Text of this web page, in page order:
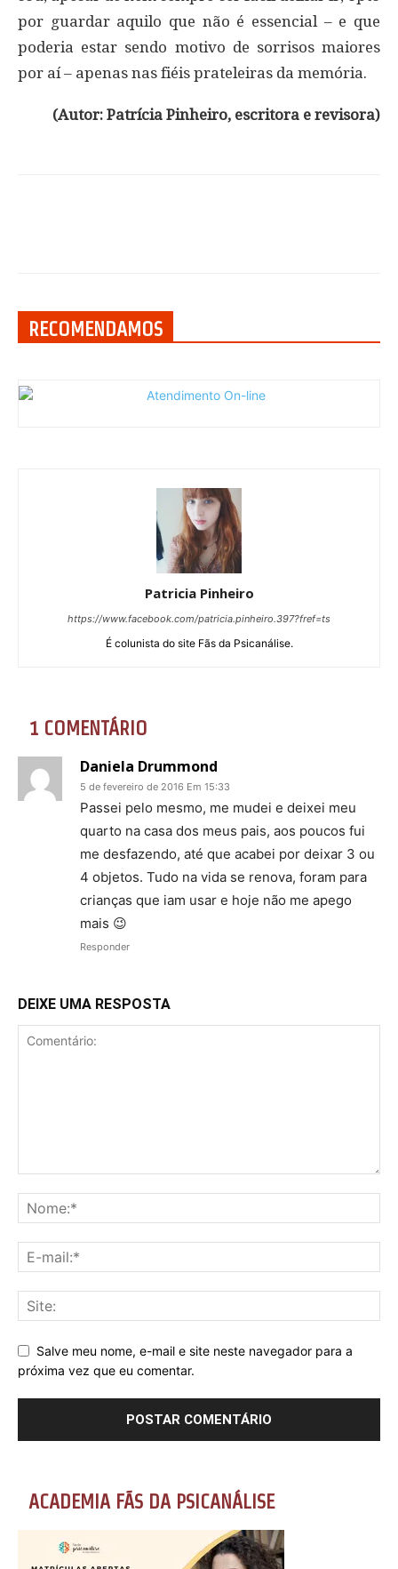
por guardar aquilo que não é essencial – e que
poderia estar sendo motivo de sorrisos maiores
por aí – apenas nas fiéis prateleiras da memória.
(Autor: Patrícia Pinheiro, escritora e revisora)
RECOMENDAMOS
Patricia Pinheiro
https://www.facebook.com/patricia.pinheiro.397?fref=ts
É colunista do site Fãs da Psicanálise.
1 COMENTÁRIO
Daniela Drummond
5 de fevereiro de 2016 Em 15:33
Passei pelo mesmo, me mudei e deixei meu
quarto na casa dos meus pais, aos poucos fui
me desfazendo, até que acabei por deixar 3 ou
4 objetos. Tudo na vida se renova, foram para
crianças que iam usar e hoje não me apego
mais 😉
Responder
DEIXE UMA RESPOSTA
Salve meu nome, e-mail e site neste navegador para a
próxima vez que eu comentar.
ACADEMIA FÃS DA PSICANÁLISE